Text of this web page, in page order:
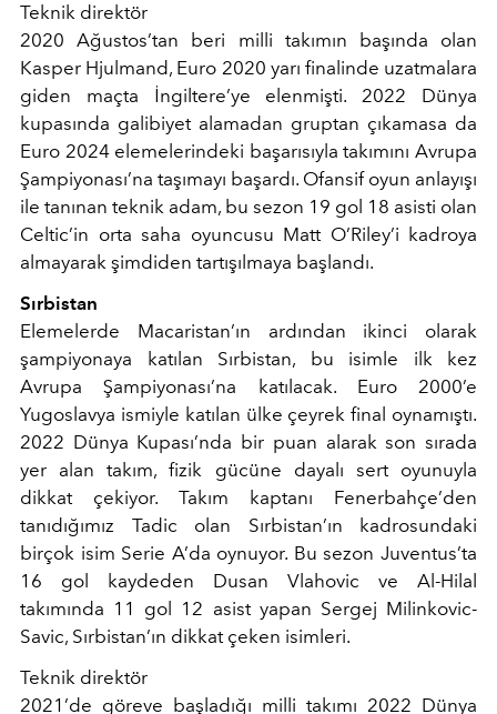
Teknik direktör
2020 Ağustos’tan beri milli takımın başında olan
Kasper Hjulmand, Euro 2020 yarı finalinde uzatmalara
giden maçta İngiltere’ye elenmişti. 2022 Dünya
kupasında galibiyet alamadan gruptan çıkamasa da
Euro 2024 elemelerindeki başarısıyla takımını Avrupa
Şampiyonası’na taşımayı başardı. Ofansif oyun anlayışı
ile tanınan teknik adam, bu sezon 19 gol 18 asisti olan
Celtic’in orta saha oyuncusu Matt O’Riley’i kadroya
almayarak şimdiden tartışılmaya başlandı.
Sırbistan
Elemelerde Macaristan’ın ardından ikinci olarak
şampiyonaya katılan Sırbistan, bu isimle ilk kez
Avrupa Şampiyonası’na katılacak. Euro 2000’e
Yugoslavya ismiyle katılan ülke çeyrek final oynamıştı.
2022 Dünya Kupası’nda bir puan alarak son sırada
yer alan takım, fizik gücüne dayalı sert oyunuyla
dikkat çekiyor. Takım kaptanı Fenerbahçe’den
tanıdığımız Tadic olan Sırbistan’ın kadrosundaki
birçok isim Serie A’da oynuyor. Bu sezon Juventus’ta
16 gol kaydeden Dusan Vlahovic ve Al-Hilal
takımında 11 gol 12 asist yapan Sergej Milinkovic-
Savic, Sırbistan’ın dikkat çeken isimleri.
Teknik direktör
2021’de göreve başladığı milli takımı 2022 Dünya